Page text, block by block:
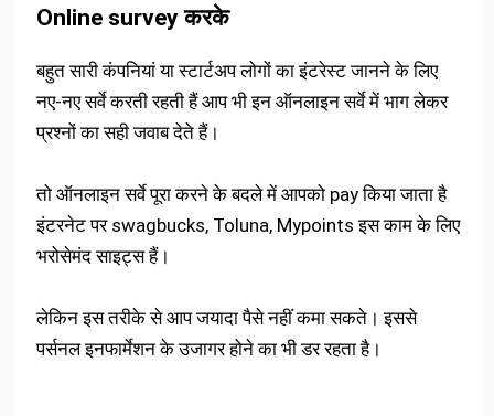
Online survey करके
बहुत सारी कंपनियां या स्टार्टअप लोगों का इंटरेस्ट जानने के लिए
नए-नए सर्वे करती रहती हैं आप भी इन ऑनलाइन सर्वे में भाग लेकर
प्रश्नों का सही जवाब देते हैं।
तो ऑनलाइन सर्वे पूरा करने के बदले में आपको pay किया जाता है
इंटरनेट पर swagbucks, Toluna, Mypoints इस काम के लिए
भरोसेमंद साइट्स हैं।
लेकिन इस तरीके से आप जयादा पैसे नहीं कमा सकते। इससे
पर्सनल इनफार्मेशन के उजागर होने का भी डर रहता है।